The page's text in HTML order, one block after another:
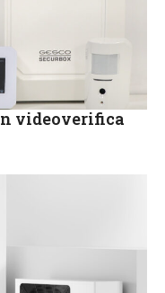
videoverifica